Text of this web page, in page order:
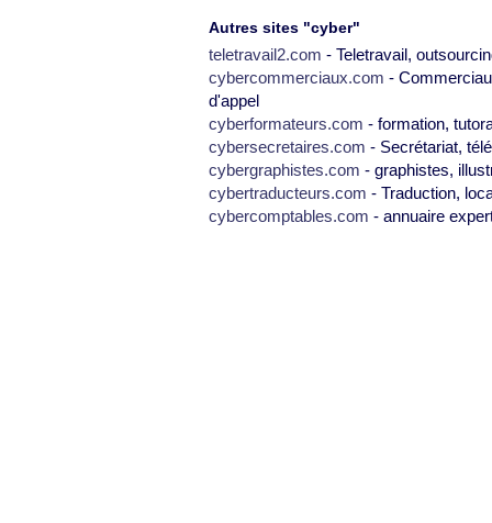
Autres sites "cyber"
teletravail2.com - Teletravail,
cybercommerciaux.com -
d'appel
cyberformateurs.com - formation,
cybersecretaires.com - Secrétariat,
cybergraphistes.com - graphistes,
cybertraducteurs.com - Traduction,
cybercomptables.com - annuaire